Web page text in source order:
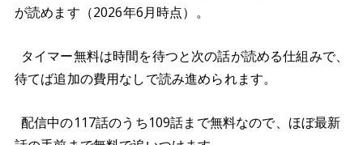
が読めます（2026年6月時点）。
タイマー無料は時間を待つと次の話が読める仕組みで、
待てば追加の費用なしで読み進められます。
配信中の117話のうち109話まで無料なので、ほぼ最新